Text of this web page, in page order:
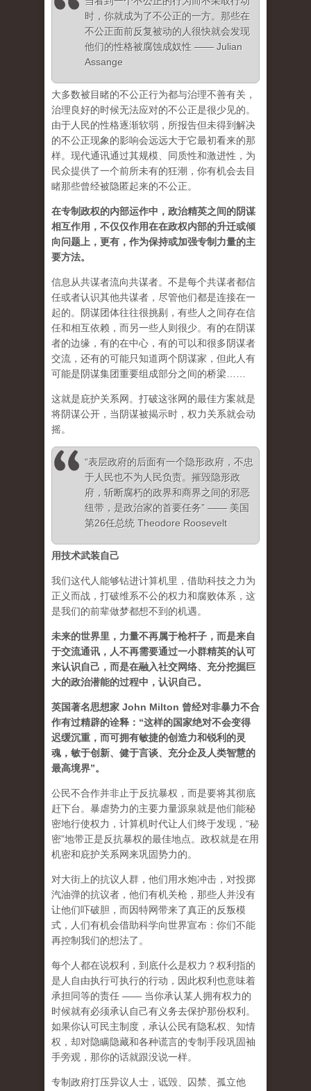
时，你就成为了不公正的一方。那些在
不公正面前反复被动的人很快就会发现
他们的性格被腐蚀成奴性 —— Julian
Assange
大多数被目睹的不公正行为都与治理不善有关，
治理良好的时候无法应对的不公正是很少见的。
由于人民的性格逐渐软弱，所报告但未得到解决
的不公正现象的影响会远远大于它最初看来的那
样。现代通讯通过其规模、同质性和激进性，为
民众提供了一个前所未有的狂潮，你有机会去目
睹那些曾经被隐匿起来的不公正。
在专制政权的内部运作中，政治精英之间的阴谋
相互作用，不仅仅作用在在政权内部的升迁或倾
向问题上，更有，作为保持或加强专制力量的主
要方法。
信息从共谋者流向共谋者。不是每个共谋者都信
任或者认识其他共谋者，尽管他们都是连接在一
起的。阴谋团体往往很挑剔，有些人之间存在信
任和相互依赖，而另一些人则很少。有的在阴谋
者的边缘，有的在中心，有的可以和很多阴谋者
交流，还有的可能只知道两个阴谋家，但此人有
可能是阴谋集团重要组成部分之间的桥梁……
这就是庇护关系网。打破这张网的最佳方案就是
将阴谋公开，当阴谋被揭示时，权力关系就会动
摇。
“表层政府的后面有一个隐形政府，不忠
于人民也不为人民负责。摧毁隐形政
府，斩断腐朽的政界和商界之间的邪恶
纽带，是政治家的首要任务” —— 美国
第26任总统 Theodore Roosevelt
用技术武装自己
我们这代人能够钻进计算机里，借助科技之力为
正义而战，打破维系不公的权力和腐败体系，这
是我们的前辈做梦都想不到的机遇。
未来的世界里，力量不再属于枪杆子，而是来自
于交流通讯，人不再需要通过一小群精英的认可
来认识自己，而是在融入社交网络、充分挖掘巨
大的政治潜能的过程中，认识自己。
英国著名思想家 John Milton 曾经对非暴力不合
作有过精辟的诠释：“这样的国家绝对不会变得
迟缓沉重，而可拥有敏捷的创造力和锐利的灵
魂，敏于创新、健于言谈、充分企及人类智慧的
最高境界”。
公民不合作并非止于反抗暴权，而是要将其彻底
赶下台。暴虐势力的主要力量源泉就是他们能秘
密地行使权力，计算机时代让人们终于发现，“秘
密”地带正是反抗暴权的最佳地点。政权就是在用
机密和庇护关系网来巩固势力的。
对大街上的抗议人群，他们用水炮冲击，对投掷
汽油弹的抗议者，他们有机关枪，那些人并没有
让他们吓破胆，而因特网带来了真正的反叛模
式，人们有机会借助科学向世界宣布：你们不能
再控制我们的想法了。
每个人都在说权利，到底什么是权力？权利指的
是人自由执行可执行的行动，因此权利也意味着
承担同等的责任 —— 当你承认某人拥有权力的
时候就有必须承认自己有义务去保护那份权利。
如果你认可民主制度，承认公民有隐私权、知情
权，却对隐瞒隐藏和各种谎言的专制手段巩固袖
手旁观，那你的话就跟没说一样。
专制政府打压异议人士，诋毁、囚禁、孤立他